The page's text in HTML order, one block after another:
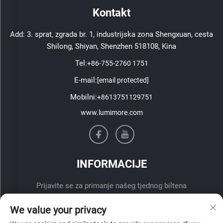
Kontakt
Add: 3. sprat, zgrada br. 1, industrijska zona Shengxuan, cesta
Shilong, Shiyan, Shenzhen 518108, Kina
Tel:+86-755-2760 1751
E-mail:[email protected]
Mobilni:+8613751129751
www.lumimore.com
INFORMACIJE
Prijavite se za primanje našeg tjednog biltena
We value your privacy